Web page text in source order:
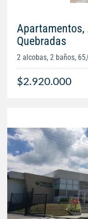
Quebradas
2 alcobas, 2 baños,
$2.920.000